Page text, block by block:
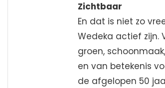
Zichtbaar
En dat is niet zo
Wedeka actief zijn.
groen,
en van betekenis
de afgelopen 50